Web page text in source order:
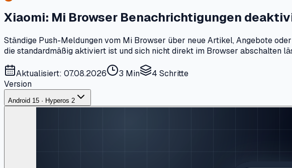
Xiaomi: Mi Browser Benachrichtigungen
Ständige Push-Meldungen vom Mi Browser über neue Artikel, Angebote
die standardmäßig aktiviert ist und sich nicht direkt im Browser abschalten
Aktualisiert: 07.08.2026 3 Min 4 Schritte
Version
Android 15 · Hyperos 2